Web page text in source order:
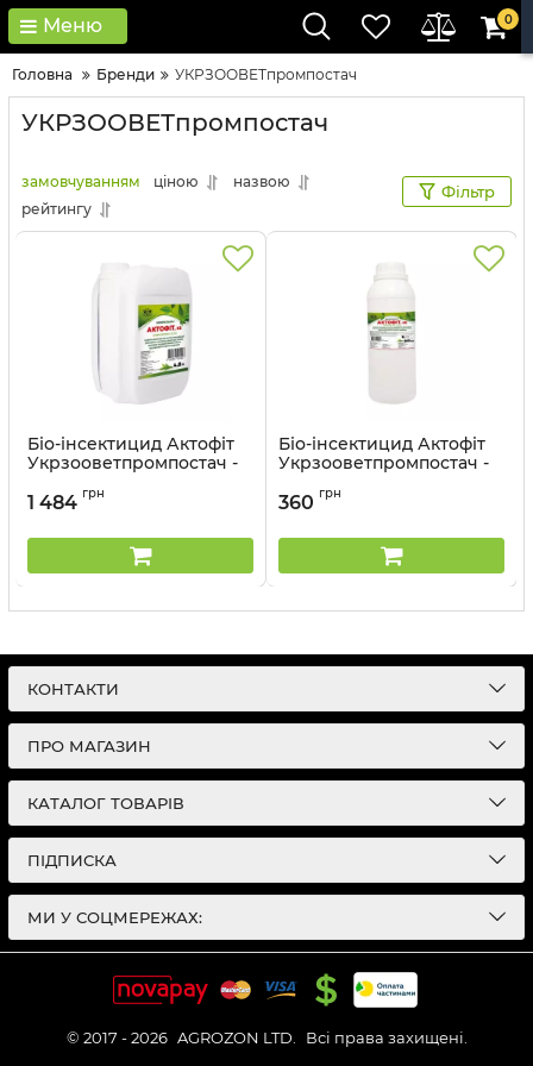
Меню 0
Головна Бренди УКРЗООВЕТпромпостач
УКРЗООВЕТпромпостач
замовчуванням ціною
назвою
рейтингу
Фільтр
Біо-інсектицид Актофіт
Укрзооветпромпостач -
1 484 грн
Біо-інсектицид Актофіт
Укрзооветпромпостач -
360 грн
КОНТАКТИ
ПРО МАГАЗИН
КАТАЛОГ ТОВАРІВ
ПІДПИСКА
МИ У СОЦМЕРЕЖАХ:
© 2017 - 2026 AGROZON LTD. Всі права захищені.